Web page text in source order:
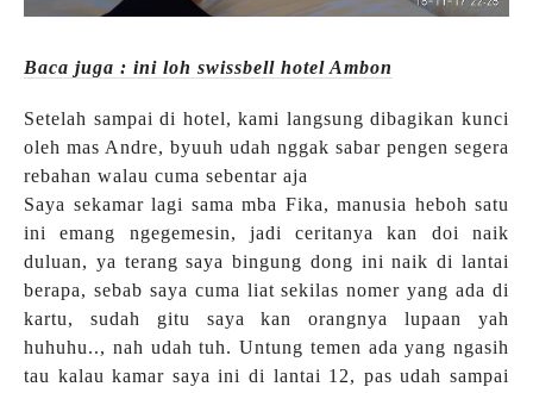
Baca juga : ini loh swissbell hotel Ambon
Setelah sampai di hotel, kami langsung dibagikan kunci
oleh mas Andre, byuuh udah nggak sabar pengen segera
rebahan walau cuma sebentar aja
Saya sekamar lagi sama mba Fika, manusia heboh satu
ini emang ngegemesin, jadi ceritanya kan doi naik
duluan, ya terang saya bingung dong ini naik di lantai
berapa, sebab saya cuma liat sekilas nomer yang ada di
kartu, sudah gitu saya kan orangnya lupaan yah
huhuhu.., nah udah tuh. Untung temen ada yang ngasih
tau kalau kamar saya ini di lantai 12, pas udah sampai